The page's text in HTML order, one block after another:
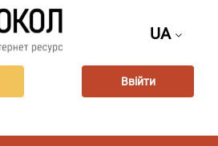
UA
Ввійти